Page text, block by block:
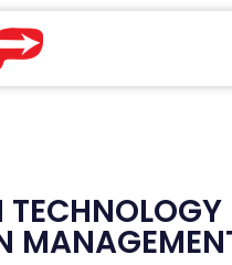
TECHNOLOGY